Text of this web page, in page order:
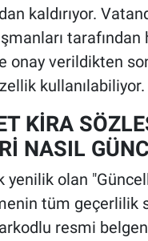
kaldırıyor.
tarafından
onay verildikten
kullanılabiliyor.
KİRA
NASIL
yenilik olan
tüm geçerlilik
resmi